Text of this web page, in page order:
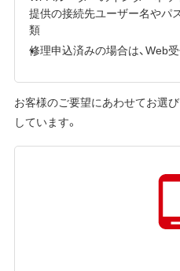
提供の接続先ユーザー名やパ
類
修理申込済みの場合は、Web受
お客様のご要望にあわせてお選
しています。